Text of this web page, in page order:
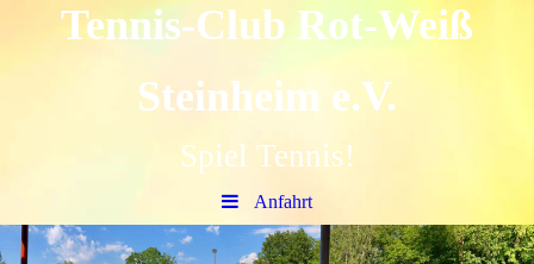
Tennis-Club Rot-Weiß
Steinheim e.V.
Spiel Tennis!
Anfahrt